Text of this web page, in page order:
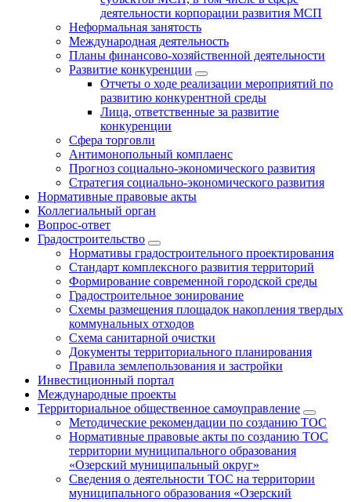
деятельности корпорации развития МСП
Неформальная занятость
Международная деятельность
Планы финансово-хозяйственной деятельности
Развитие конкуренции
Отчеты о ходе реализации мероприятий по
развитию конкурентной среды
Лица, ответственные за развитие
конкуренции
Сфера торговли
Антимонопольный комплаенс
Прогноз социально-экономического развития
Стратегия социально-экономического развития
Нормативные правовые акты
Коллегиальный орган
Вопрос-ответ
Градостроительство
Нормативы градостроительного проектирования
Стандарт комплексного развития территорий
Формирование современной городской среды
Градостроительное зонирование
Схемы размещения площадок накопления твердых
коммунальных отходов
Схема санитарной очистки
Документы территориального планирования
Правила землепользования и застройки
Инвестиционный портал
Международные проекты
Территориальное общественное самоуправление
Методические рекомендации по созданию ТОС
Нормативные правовые акты по созданию ТОС
территории муниципального образования
«Озерский муниципальный округ»
Сведения о деятельности ТОС на территории
муниципального образования «Озерский